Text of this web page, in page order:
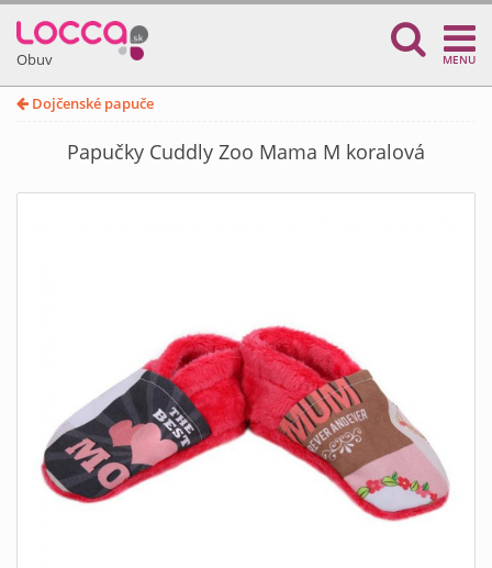
Obuv MENU
Dojčenské papuče
Papučky Cuddly Zoo Mama M koralová